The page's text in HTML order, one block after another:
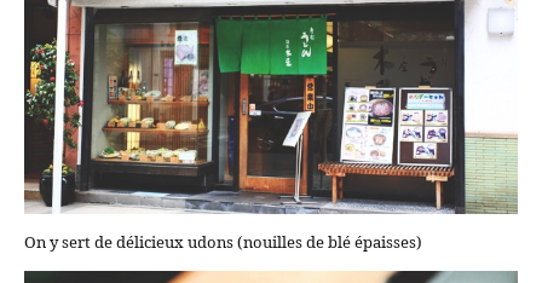
On y sert de délicieux udons (nouilles de blé épaisses)